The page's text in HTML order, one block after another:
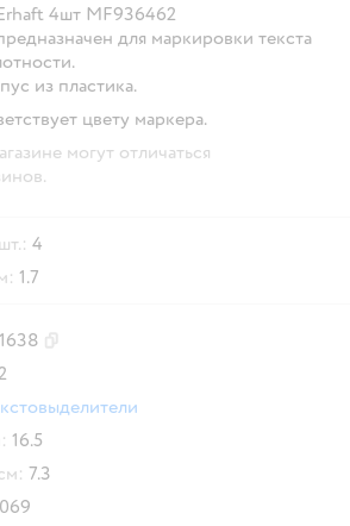
4шт MF936462
для маркировки текста
из пластика.
цвету маркера.
могут отличаться
4
1.7
16.5
7.3